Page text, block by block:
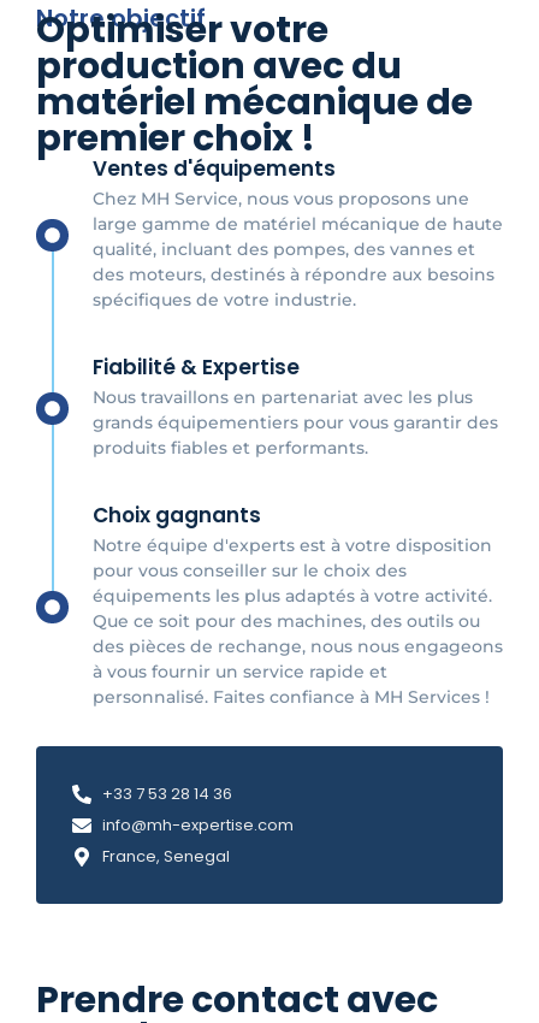
Notre objectif
Optimiser votre
production avec du
matériel mécanique de
premier choix !
Ventes d'équipements
Chez MH Service, nous vous proposons une
large gamme de matériel mécanique de haute
qualité, incluant des pompes, des vannes et
des moteurs, destinés à répondre aux besoins
spécifiques de votre industrie.
Fiabilité & Expertise
Nous travaillons en partenariat avec les plus
grands équipementiers pour vous garantir des
produits fiables et performants.
Choix gagnants
Notre équipe d'experts est à votre disposition
pour vous conseiller sur le choix des
équipements les plus adaptés à votre activité.
Que ce soit pour des machines, des outils ou
des pièces de rechange, nous nous engageons
à vous fournir un service rapide et
personnalisé. Faites confiance à MH Services !
+33 7 53 28 14 36
info@mh-expertise.com
France, Senegal
Prendre contact avec